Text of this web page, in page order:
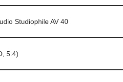
Studiophile AV 40
5:4)